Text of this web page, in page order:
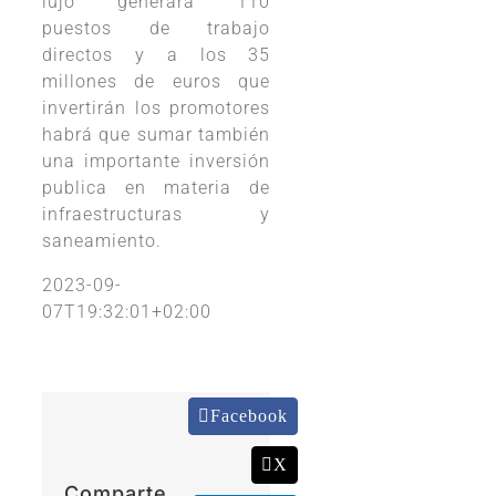
puestos de trabajo
directos y a los 35
millones de euros que
invertirán los promotores
habrá que sumar también
una importante inversión
publica en materia de
infraestructuras y
saneamiento.
2023-09-
07T19:32:01+02:00
Facebook
X